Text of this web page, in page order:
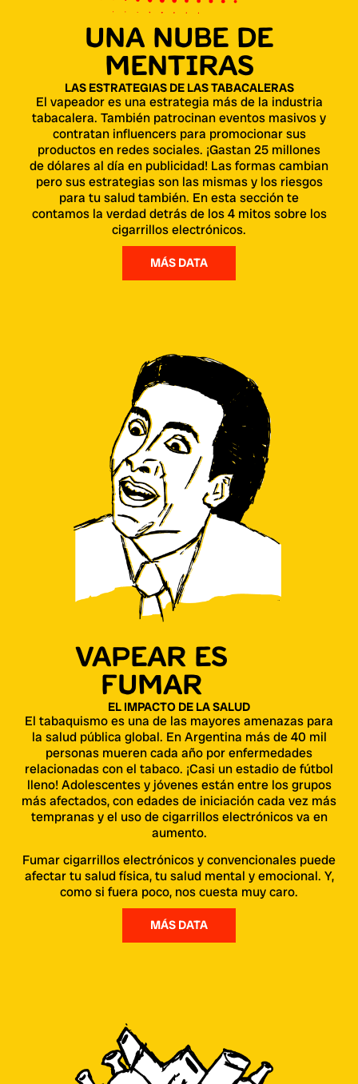
UNA NUBE DE
MENTIRAS
LAS ESTRATEGIAS DE LAS TABACALERAS
El vapeador es una estrategia más de la industria
tabacalera. También patrocinan eventos masivos y
contratan influencers para promocionar sus
productos en redes sociales. ¡Gastan 25 millones
de dólares al día en publicidad! Las formas cambian
pero sus estrategias son las mismas y los riesgos
para tu salud también. En esta sección te
contamos la verdad detrás de los 4 mitos sobre los
cigarrillos electrónicos.
MÁS DATA
VAPEAR ES
FUMAR
EL IMPACTO DE LA SALUD
El tabaquismo es una de las mayores amenazas para
la salud pública global. En Argentina más de 40 mil
personas mueren cada año por enfermedades
relacionadas con el tabaco. ¡Casi un estadio de fútbol
lleno! Adolescentes y jóvenes están entre los grupos
más afectados, con edades de iniciación cada vez más
tempranas y el uso de cigarrillos electrónicos va en
aumento.
Fumar cigarrillos electrónicos y convencionales puede
afectar tu salud física, tu salud mental y emocional. Y,
como si fuera poco, nos cuesta muy caro.
MÁS DATA